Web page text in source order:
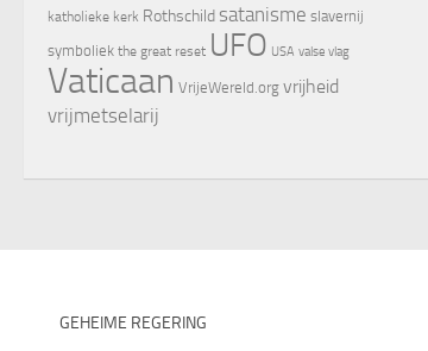
katholieke kerk Rothschild satanisme slavernij
symboliek the great reset UFO USA valse vlag
Vaticaan VrijeWereld.org vrijheid
vrijmetselarij
GEHEIME REGERING